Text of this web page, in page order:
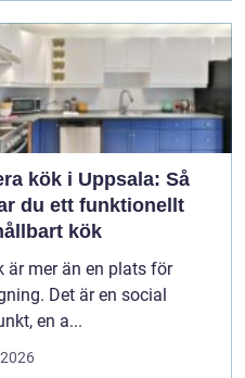
kök i Uppsala: Så
du ett funktionellt
kök
är mer än en plats för
Det är en social
en a...